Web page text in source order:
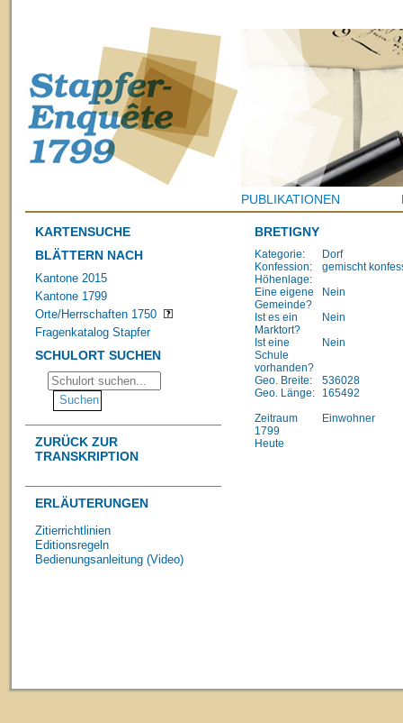
PUBLIKATIONEN
KARTENSUCHE
BLÄTTERN NACH
Kantone 2015
Kantone 1799
Orte/Herrschaften 1750
Fragenkatalog Stapfer
SCHULORT SUCHEN
ZURÜCK ZUR
TRANSKRIPTION
ERLÄUTERUNGEN
Zitierrichtlinien
Editionsregeln
Bedienungsanleitung (Video)
BRETIGNY
Kategorie:
Dorf
Konfession:
gemischt
Höhenlage:
Eine eigene
Gemeinde?
Nein
Ist es ein
Marktort?
Nein
Ist eine
Schule
vorhanden?
Nein
Geo. Breite:
536028
Geo. Länge:
165492
Zeitraum
Einwohner
1799
Heute